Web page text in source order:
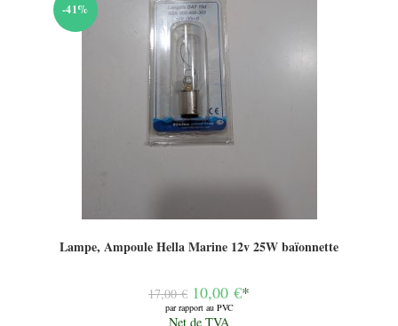
-41%
Lampe, Ampoule Hella Marine 12v 25W baïonnette
17,00€ Le
prix
initial
10,00 €*
par rapport au PVC
Le
Net de TVA